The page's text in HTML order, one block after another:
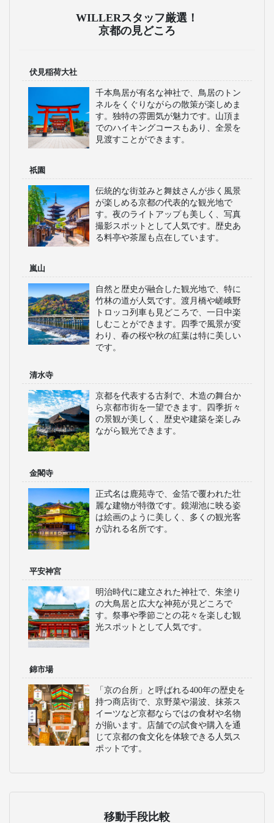
WILLERスタッフ厳選！
京都の見どころ
伏見稲荷大社
千本鳥居が有名な神社で、鳥居のトン
ネルをくぐりながらの散策が楽しめま
す。独特の雰囲気が魅力です。山頂ま
でのハイキングコースもあり、全景を
見渡すことができます。
祇園
伝統的な街並みと舞妓さんが歩く風景
が楽しめる京都の代表的な観光地で
す。夜のライトアップも美しく、写真
撮影スポットとして人気です。歴史あ
る料亭や茶屋も点在しています。
嵐山
自然と歴史が融合した観光地で、特に
竹林の道が人気です。渡月橋や嵯峨野
トロッコ列車も見どころで、一日中楽
しむことができます。四季で風景が変
わり、春の桜や秋の紅葉は特に美しい
です。
清水寺
京都を代表する古刹で、木造の舞台か
ら京都市街を一望できます。四季折々
の景観が美しく、歴史や建築を楽しみ
ながら観光できます。
金閣寺
正式名は鹿苑寺で、金箔で覆われた壮
麗な建物が特徴です。鏡湖池に映る姿
は絵画のように美しく、多くの観光客
が訪れる名所です。
平安神宮
明治時代に建立された神社で、朱塗り
の大鳥居と広大な神苑が見どころで
す。祭事や季節ごとの花々を楽しむ観
光スポットとして人気です。
錦市場
「京の台所」と呼ばれる400年の歴史を
持つ商店街で、京野菜や湯波、抹茶ス
イーツなど京都ならではの食材や名物
が揃います。店舗での試食や購入を通
じて京都の食文化を体験できる人気ス
ポットです。
移動手段比較